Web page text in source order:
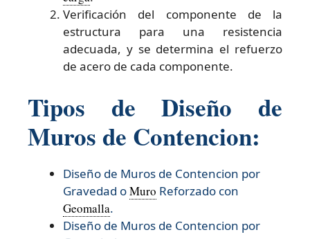
Verificación del componente de la
estructura para una resistencia
adecuada, y se determina el refuerzo
de acero de cada componente.
Tipos de Diseño de
Muros de Contencion:
Diseño de Muros de Contencion por
Gravedad oMuro Reforzado con
Geomalla.
Diseño de Muros de Contencion por